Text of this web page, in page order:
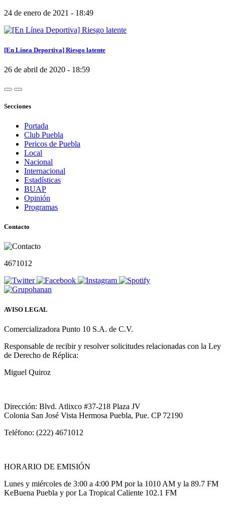
24 de enero de 2021 - 18:49
[En Línea Deportiva] Riesgo latente
26 de abril de 2020 - 18:59
Secciones
Portada
Club Puebla
Pericos de Puebla
Local
Nacional
Internacional
Estadísticas
BUAP
Opinión
Programas
Contacto
4671012
AVISO LEGAL
Comercializadora Punto 10 S.A. de C.V.
Responsable de recibir y resolver solicitudes relacionadas con la Ley
de Derecho de Réplica:
Miguel Quiroz
Dirección: Blvd. Atlixco #37-218 Plaza JV
Colonia San José Vista Hermosa Puebla, Pue. CP 72190
Teléfono: (222) 4671012
HORARIO DE EMISIÓN
Lunes y miércoles de 3:00 a 4:00 PM por la 1010 AM y la 89.7 FM
KeBuena Puebla y por La Tropical Caliente 102.1 FM